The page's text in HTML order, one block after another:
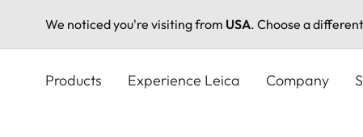
We noticed you're visiting from USA. Choose a
Products Experience Leica Company